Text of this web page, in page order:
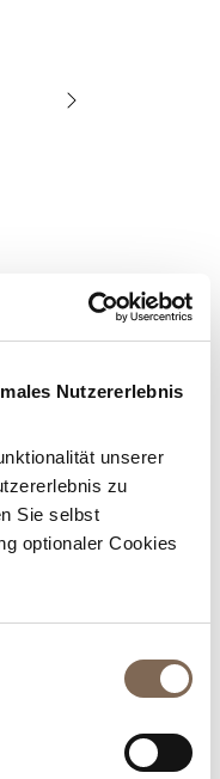
Nutzererlebnis
unserer
zu
Sie selbst
optionaler Cookies